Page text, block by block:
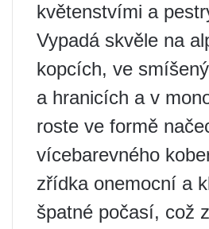
květenstvími a
Vypadá skvěle na
kopcích, ve
a hranicích a v
roste ve formě
vícebarevného
zřídka onemocní a
špatné počasí, což